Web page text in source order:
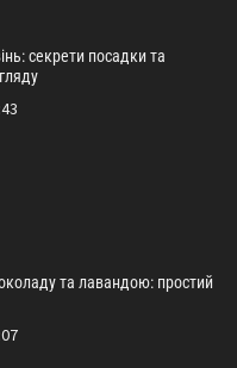
секрети посадки та
та лавандою: простий